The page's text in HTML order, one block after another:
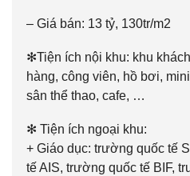
– Giá bán: 13 tỷ, 130tr/m2
✻Tiện ích nội khu: khu
hàng, công viên, hồ bơi,
sân thể thao, cafe, …
✻ Tiện ích ngoại khu:
+ Giáo dục: trường quốc tế
tế AIS, trường quốc tế BIF,